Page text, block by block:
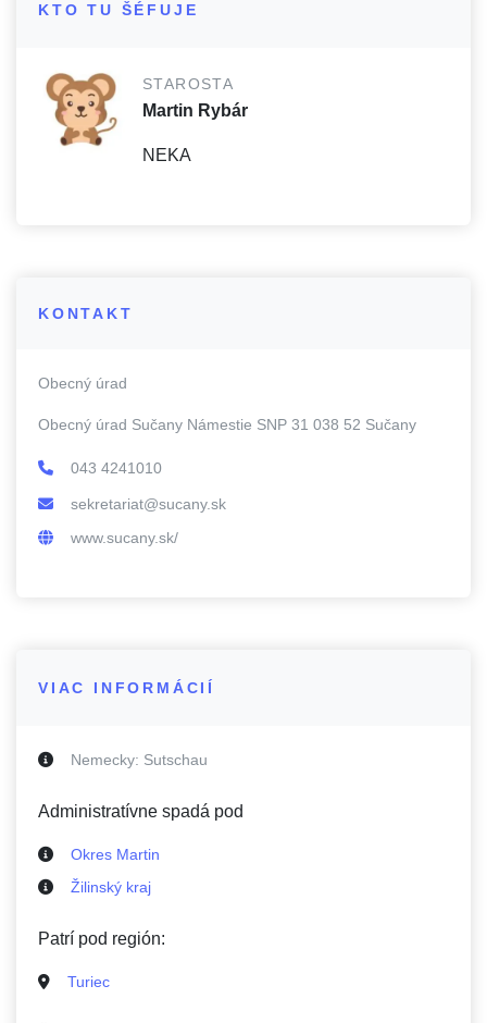
KTO TU ŠÉFUJE
STAROSTA
Martin Rybár
NEKA
KONTAKT
Obecný úrad
Obecný úrad Sučany Námestie SNP 31 038 52 Sučany
043 4241010
sekretariat@sucany.sk
www.sucany.sk/
VIAC INFORMÁCIÍ
Nemecky: Sutschau
Administratívne spadá pod
Okres Martin
Žilinský kraj
Patrí pod región:
Turiec